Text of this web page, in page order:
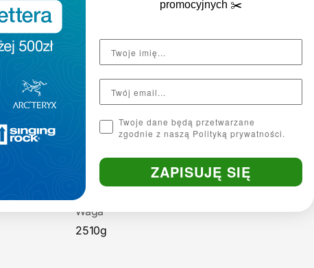
System nośny
CONTACT V Frame™
Waga
2510g
promocyjnych ✂️
Twoje dane będą przetwarzane
zgodnie z naszą Polityką prywatności.
ZAPISUJĘ SIĘ